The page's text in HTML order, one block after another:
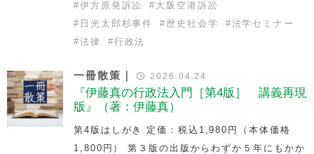
#伊方原発訴訟 # 大阪空港訴訟
# 日光太郎杉事件 # 歴史社会学 #法学セミナー
#法律 #行政法
一冊散策｜ 2026.04.24
『伊藤真の行政法入門［第4版］ 講義再現
版』（著：伊藤真）
第4版はしがき 定価：税込1,980円（本体価格
1,800円） 第３版の出版からわずか５年にもかか